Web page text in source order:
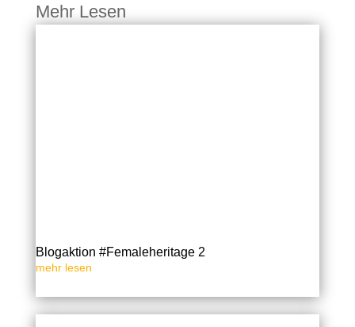
Mehr Lesen
Blogaktion #Femaleheritage 2
mehr lesen